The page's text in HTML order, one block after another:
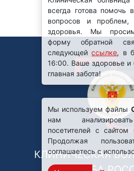
КЛИНИЧЕСКАЯ
Мы используем файлы
нам
посетителей с
Продолжая
соглашаетесь с